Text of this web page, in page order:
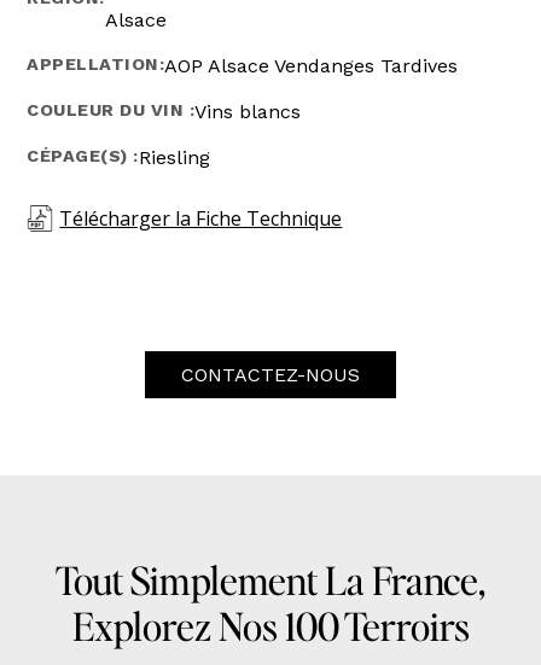
Alsace
APPELLATION:AOP Alsace Vendanges Tardives
COULEUR DU VIN :Vins blancs
CÉPAGE(S) :Riesling
Télécharger la Fiche Technique
CONTACTEZ-NOUS
Tout Simplement La France,
Explorez Nos 100 Terroirs